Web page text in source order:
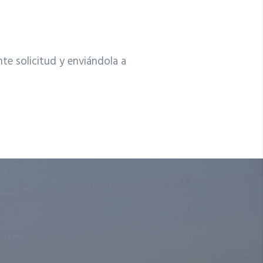
solicitud y enviándola a